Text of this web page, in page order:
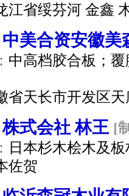
江省绥芬河 金鑫
中美合资安徽美
中高档胶合板；
省天长市开发区
株式会社 林王 [
日本杉木桧木及
佐贺